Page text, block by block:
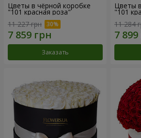
Цветы в чёрной коробке
"101 красная роза"
11 227 грн
Заказать
Цветы
"101
11 284